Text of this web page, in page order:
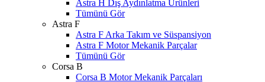
Astra H Dış Aydınlatma Ürünleri
Tümünü Gör
Astra F
Astra F Arka Takım ve Süspansiyon
Astra F Motor Mekanik Parçalar
Tümünü Gör
Corsa B
Corsa B Motor Mekanik Parçaları